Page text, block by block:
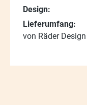
Design:
Lieferumfang:
von Räder Design